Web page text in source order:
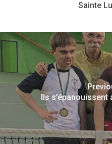
Sainte
Ils